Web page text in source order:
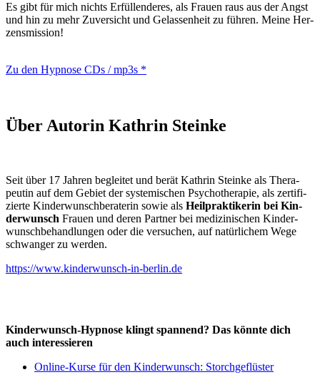
Es gibt für mich nichts Erfül­len­de­res, als Frau­en raus aus der Angst
und hin zu mehr Zuver­sicht und Gelas­sen­heit zu füh­ren. Mei­ne Her­
zens­mis­si­on!
Zu den Hyp­no­se CDs / mp3s *
Über Autorin Kath­rin Stein­ke
Seit über 17 Jah­ren beglei­tet und berät Kath­rin Stein­ke als The­ra­
peu­tin auf dem Gebiet der sys­te­mi­schen Psy­cho­the­ra­pie, als zer­ti­fi­
zier­te Kin­der­wunsch­be­ra­te­rin sowie als Heil­prak­ti­ke­rin bei Kin­
der­wunsch Frau­en und deren Part­ner bei medi­zi­ni­schen Kin­der­
wunsch­be­hand­lun­gen oder die ver­su­chen, auf natür­li­chem Wege
schwan­ger zu wer­den.
https://www.kinderwunsch-in-berlin.de
Kin­der­wunsch-Hyp­no­se klingt span­nend? Das könn­te dich
auch inter­es­sie­ren
Online-Kur­se für den Kin­der­wunsch: Storch­ge­flüs­ter